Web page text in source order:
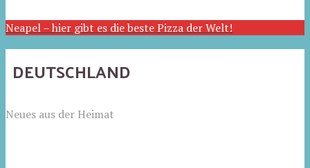
Neapel – hier gibt es die beste Pizza der Welt!
DEUTSCHLAND
Neues aus der Heimat